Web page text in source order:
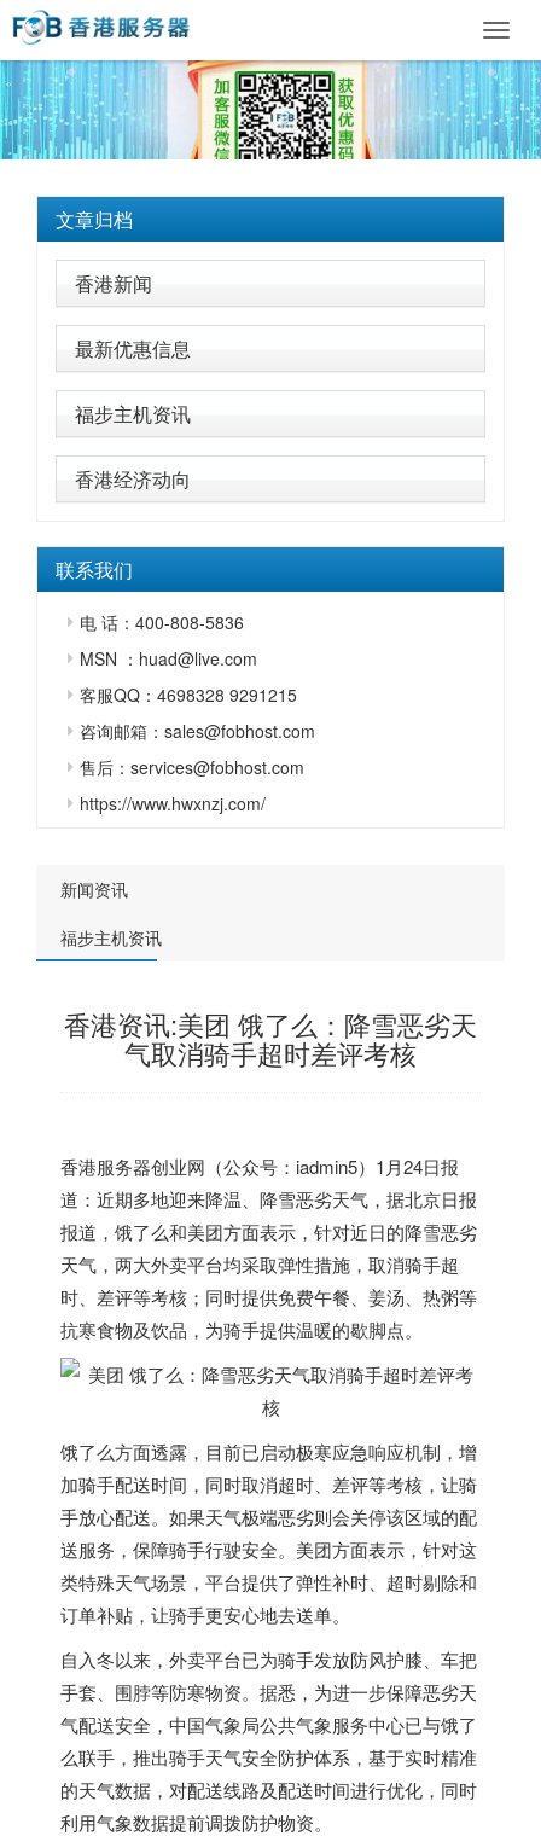
文章归档
香港新闻
最新优惠信息
福步主机资讯
香港经济动向
联系我们
电 话：400-808-5836
MSN ：huad@live.com
客服QQ：4698328 9291215
咨询邮箱：sales@fobhost.com
售后：services@fobhost.com
https://www.hwxnzj.com/
新闻资讯
福步主机资讯
香港资讯:美团 饿了么：降雪恶劣天
气取消骑手超时差评考核
香港服务器创业网（公众号：iadmin5）1月24日报
道：近期多地迎来降温、降雪恶劣天气，据北京日报
报道，饿了么和美团方面表示，针对近日的降雪恶劣
天气，两大外卖平台均采取弹性措施，取消骑手超
时、差评等考核；同时提供免费午餐、姜汤、热粥等
抗寒食物及饮品，为骑手提供温暖的歇脚点。
饿了么方面透露，目前已启动极寒应急响应机制，增
加骑手配送时间，同时取消超时、差评等考核，让骑
手放心配送。如果天气极端恶劣则会关停该区域的配
送服务，保障骑手行驶安全。美团方面表示，针对这
类特殊天气场景，平台提供了弹性补时、超时剔除和
订单补贴，让骑手更安心地去送单。
自入冬以来，外卖平台已为骑手发放防风护膝、车把
手套、围脖等防寒物资。据悉，为进一步保障恶劣天
气配送安全，中国气象局公共气象服务中心已与饿了
么联手，推出骑手天气安全防护体系，基于实时精准
的天气数据，对配送线路及配送时间进行优化，同时
利用气象数据提前调拨防护物资。